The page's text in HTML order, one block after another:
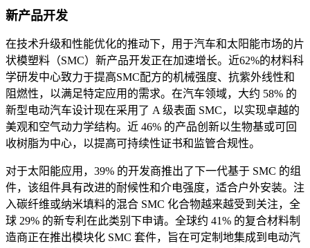
新产品开发
在技​​术升级和性能优化的推动下，用于汽车和太阳能市场的片
状模塑料（SMC）新产品开发正在加速增长。近62%的材料科
学研发中心致力于提高SMC配方的机械强度、抗紫外线性和
阻燃性，以满足特定应用的需求。在汽车领域，大约 58% 的
新型电动汽车设计现在采用了 A 级表面 SMC，以实现卓越的
美观和空气动力学结构。近 46% 的产品创新以生物基或可回
收树脂为中心，以提高可持续性证书和监管合规性。
对于太阳能应用，39% 的开发商推出了下一代基于 SMC 的组
件，该组件具有改进的耐候性和介电强度，适合户外安装。注
入碳纤维或纳米填料的混合 SMC 化合物越来越受到关注，全
球 29% 的新专利在此类别下申请。全球约 41% 的复合材料制
造商正在推出模块化 SMC 套件，旨在可定制地集成到电动汽